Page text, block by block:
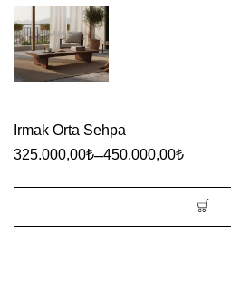
Irmak Orta Sehpa
325.000,00₺–450.000,00₺